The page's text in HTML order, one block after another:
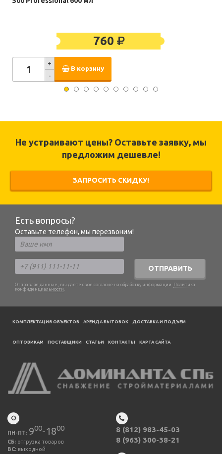
760
+
-
В корзину
Не устраивают цены? Оставьте заявку, мы
предложим дешевле!
ЗАПРОСИТЬ СКИДКУ!
Есть вопросы?
Оставьте телефон, мы перезвоним!
ОТПРАВИТЬ
Отправляя данные, вы даете свое согласие на обработку информации. Политика
конфиденциальности .
КОМПЛЕКТАЦИЯ ОБЪЕКТОВ АРЕНДА БЫТОВОК ДОСТАВКА И ПОДЪЕМ
ОПТОВИКАМ ПОСТАВЩИКИ CТАТЬИ КОНТАКТЫ КАРТА САЙТА
ПН-ПТ: 900-1800
СБ: отгрузка товаров
ВС: выходной
8 (812) 983-45-03
8 (963) 300-38-21